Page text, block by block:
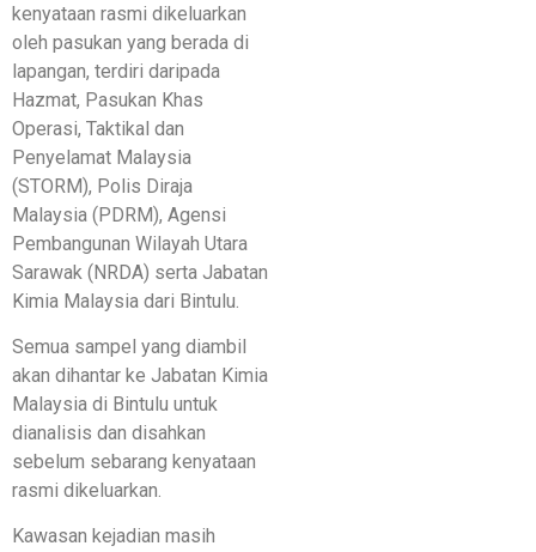
kenyataan rasmi dikeluarkan
oleh pasukan yang berada di
lapangan, terdiri daripada
Hazmat, Pasukan Khas
Operasi, Taktikal dan
Penyelamat Malaysia
(STORM), Polis Diraja
Malaysia (PDRM), Agensi
Pembangunan Wilayah Utara
Sarawak (NRDA) serta Jabatan
Kimia Malaysia dari Bintulu.
Semua sampel yang diambil
akan dihantar ke Jabatan Kimia
Malaysia di Bintulu untuk
dianalisis dan disahkan
sebelum sebarang kenyataan
rasmi dikeluarkan.
Kawasan kejadian masih